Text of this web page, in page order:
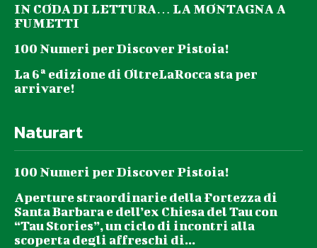
IN CODA DI LETTURA… LA MONTAGNA A
FUMETTI
100 Numeri per Discover Pistoia!
La 6ª edizione di OltreLaRocca sta per
arrivare!
Naturart
100 Numeri per Discover Pistoia!
Aperture straordinarie della Fortezza di
Santa Barbara e dell’ex Chiesa del Tau con
“Tau Stories”, un ciclo di incontri alla
scoperta degli affreschi di...